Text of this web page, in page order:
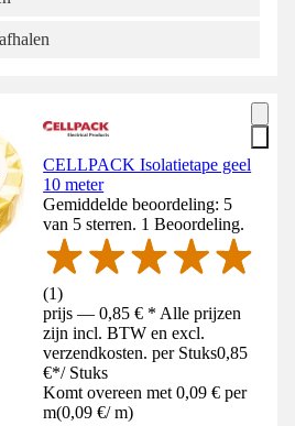
CELLPACK Isolatietape geel
10 meter
Gemiddelde beoordeling: 5
van 5 sterren. 1 Beoordeling.
(1)
prijs — 0,85 € * Alle prijzen
zijn incl. BTW en excl.
verzendkosten. per Stuks0,85
€*/ Stuks
Komt overeen met 0,09 € per
m(0,09 €/ m)